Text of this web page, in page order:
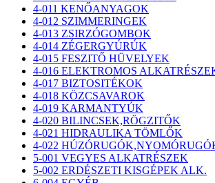
4-011 KENŐANYAGOK
4-012 SZIMMERINGEK
4-013 ZSIRZÓGOMBOK
4-014 ZÉGERGYÚRÚK
4-015 FESZITŐ HÜVELYEK
4-016 ELEKTROMOS
4-017 BIZTOSITÉKOK
4-018 KÖZCSAVAROK
4-019 KARMANTYÚK
4-020 BILINCSEK,RÖGZITŐK
4-021 HIDRAULIKA TÖMLŐK
4-022
5-001 VEGYES ALKATRÉSZEK
5-002 ERDÉSZETI KISGÉPEK ALK.